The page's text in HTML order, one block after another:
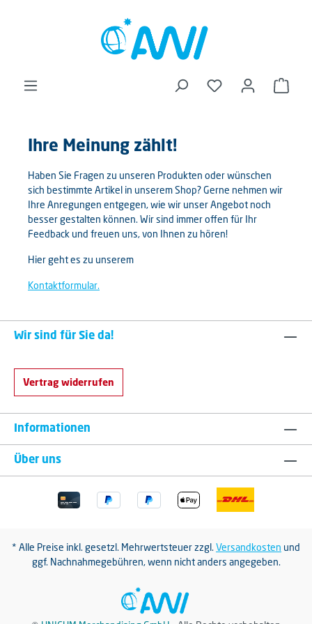
Ihre Meinung zählt!
Haben Sie Fragen zu unseren Produkten oder wünschen
sich bestimmte Artikel in unserem Shop? Gerne nehmen wir
Ihre Anregungen entgegen, wie wir unser Angebot noch
besser gestalten können. Wir sind immer offen für Ihr
Feedback und freuen uns, von Ihnen zu hören!
Hier geht es zu unserem
Kontaktformular.
Wir sind für Sie da!
Vertrag widerrufen
Informationen
Über uns
* Alle Preise inkl. gesetzl. Mehrwertsteuer zzgl. Versandkosten und
ggf. Nachnahmegebühren, wenn nicht anders angegeben.